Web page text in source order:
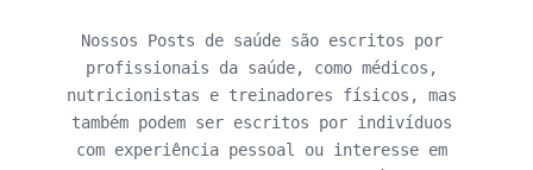
Nossos Posts de saúde são escritos por
profissionais da saúde, como médicos,
nutricionistas e treinadores físicos, mas
também podem ser escritos por indivíduos
com experiência pessoal ou interesse em